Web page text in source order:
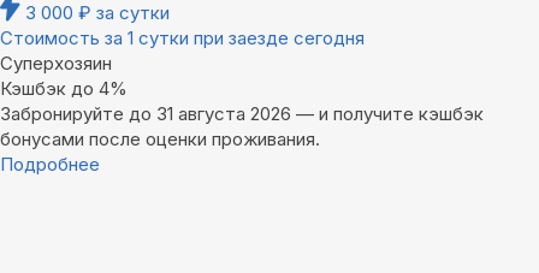
3 000 ₽ за сутки
Стоимость за 1 сутки при заезде сегодня
Суперхозяин
Кэшбэк до 4%
Забронируйте до 31 августа 2026 — и получите кэшбэк
бонусами после оценки проживания.
Подробнее